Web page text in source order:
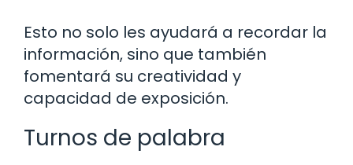
Esto no solo les ayudará a recordar la
información, sino que también
fomentará su creatividad y
capacidad de exposición.
Turnos de palabra